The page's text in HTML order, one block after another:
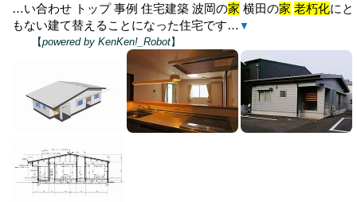
…い合わせ トップ 事例 住宅建築 波岡の家 横田の家 老朽化にと
もない建て替えることになった住宅です… ▼
【powered by KenKen!_Robot】